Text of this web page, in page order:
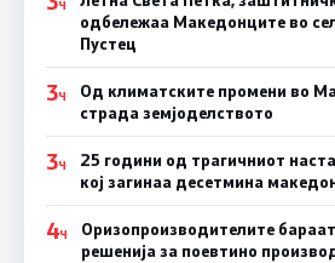
Ч
одбележаа Македонците во
Пустец
3Ч
Од климатските промени во
страда земјоделството
3Ч
25 години од трагичниот
кој загинаа десетмина
4Ч
Оризопроизводителите
решенија за поевтино